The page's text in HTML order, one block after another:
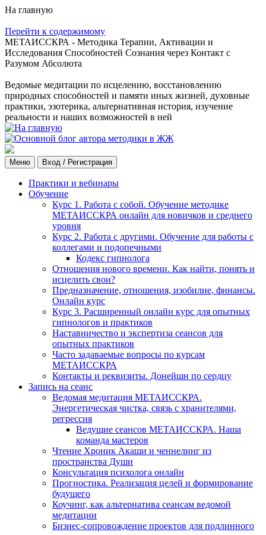
На главную
Перейти к содержимому
МЕТАИССКРА - Методика Терапии, Активации и
Исследования Способностей Сознания через Контакт с
Разумом Абсолюта
Ведомые медитации по исцелению, восстановлению
природных способностей и памяти иных жизней, духовные
практики, эзотерика, альтернативная история, изучение
реальности и наших возможностей в ней
Меню Вход / Регистрация
Практики и вебинары
Обучение
Курс 1. Работа с собой. Обучение методике
МЕТАИССКРА онлайн для новичков и среднего
уровня
Курс 2. Работа с другими. Обучение для работы с
коллегами и подопечными
Кодекс гипнолога
Отношения нового времени. Как найти, понять и
исцелить свои?
Предназначение, отношения, изобилие, финансы.
Онлайн курс
Курс 3. Расширенный онлайн курс для опытных
гипнологов и практиков
Наставничество и экспертиза сеансов для
опытных практиков
Часто задаваемые вопросы по курсам
МЕТАИССКРА
Контакты и реквизиты. Донейшн по сердцу
Запись на сеанс
Ведомая медитация МЕТАИССКРА.
Энергетическая чистка, связь с хранителями,
регрессия
Ведущие сеансов МЕТАИССКРА. Наша
команда мастеров
Чтение Хроник Акаши и ченнелинг из
пространства Души
Консультация психолога онлайн
Прогностика. Реализация целей и формирование
будущего
Коучинг, как альтернатива сеансам ведомой
медитации
Бизнес-сопровождение проектов для подлинного